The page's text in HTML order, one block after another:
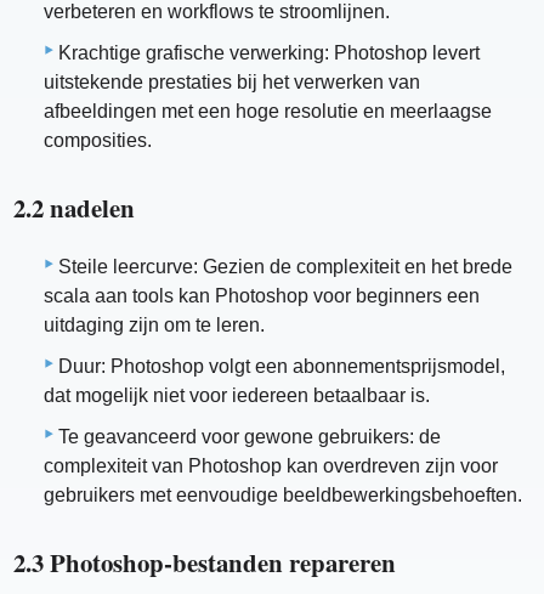
verbeteren en workflows te stroomlijnen.
Krachtige grafische verwerking: Photoshop levert
uitstekende prestaties bij het verwerken van
afbeeldingen met een hoge resolutie en meerlaagse
composities.
2.2 nadelen
Steile leercurve: Gezien de complexiteit en het brede
scala aan tools kan Photoshop voor beginners een
uitdaging zijn om te leren.
Duur: Photoshop volgt een abonnementsprijsmodel,
dat mogelijk niet voor iedereen betaalbaar is.
Te geavanceerd voor gewone gebruikers: de
complexiteit van Photoshop kan overdreven zijn voor
gebruikers met eenvoudige beeldbewerkingsbehoeften.
2.3 Photoshop-bestanden repareren